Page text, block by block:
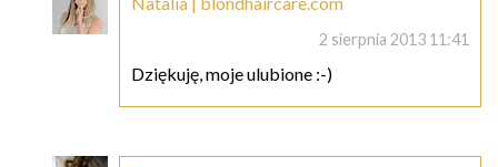
2 sierpnia 2013 11:41
Dziękuję, moje ulubione :-)